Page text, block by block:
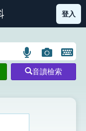
部首索引表圖示
登入
語
言
搜
示
圖
片
搜
開
鍵
圖
音讀檢索